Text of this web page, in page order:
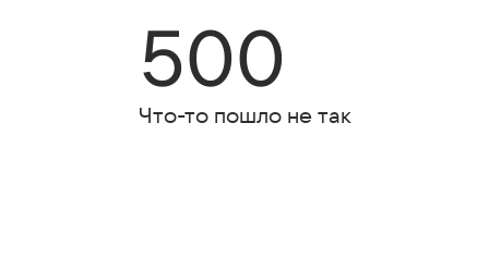
500
Что-то пошло не так